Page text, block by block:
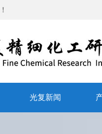
！
光复新闻